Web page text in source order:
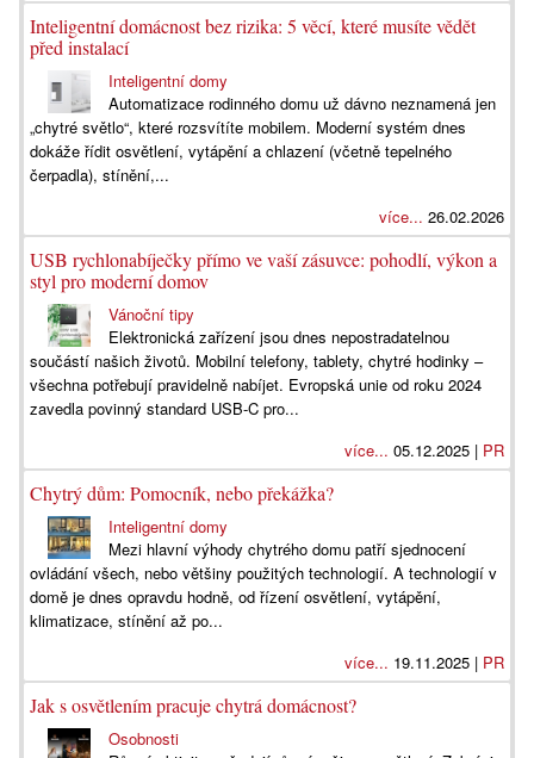
Inteligentní domácnost bez rizika: 5 věcí, které musíte vědět
před instalací
Inteligentní domy
Automatizace rodinného domu už dávno neznamená jen
„chytré světlo“, které rozsvítíte mobilem. Moderní systém dnes
dokáže řídit osvětlení, vytápění a chlazení (včetně tepelného
čerpadla), stínění,...
více... 26.02.2026
USB rychlonabíječky přímo ve vaší zásuvce: pohodlí, výkon a
styl pro moderní domov
Vánoční tipy
Elektronická zařízení jsou dnes nepostradatelnou
součástí našich životů. Mobilní telefony, tablety, chytré hodinky –
všechna potřebují pravidelně nabíjet. Evropská unie od roku 2024
zavedla povinný standard USB-C pro...
více... 05.12.2025 | PR
Chytrý dům: Pomocník, nebo překážka?
Inteligentní domy
Mezi hlavní výhody chytrého domu patří sjednocení
ovládání všech, nebo většiny použitých technologií. A technologií v
domě je dnes opravdu hodně, od řízení osvětlení, vytápění,
klimatizace, stínění až po...
více... 19.11.2025 | PR
Jak s osvětlením pracuje chytrá domácnost?
Osobnosti